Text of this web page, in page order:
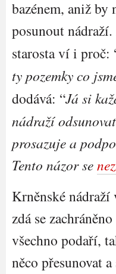
bazénem, aniž by
posunout
starosta ví i proč:
ty pozemky co
dodává: “Já si
nádraží
prosazuje a
Tento názor se
Krněnské
zdá se
všechno podaří,
něco přesunovat